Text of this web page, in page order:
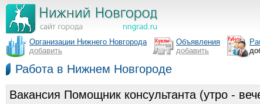
Организации Нижнего Новгорода
добавить
Объявления
добавить
Работа в Нижнем Новгороде
Вакансия Помощник консультанта (утро -